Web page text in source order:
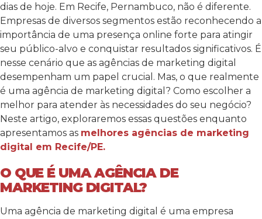
dias de hoje. Em Recife, Pernambuco, não é diferente.
Empresas de diversos segmentos estão reconhecendo a
importância de uma presença online forte para atingir
seu público-alvo e conquistar resultados significativos. É
nesse cenário que as agências de marketing digital
desempenham um papel crucial. Mas, o que realmente
é uma agência de marketing digital? Como escolher a
melhor para atender às necessidades do seu negócio?
Neste artigo, exploraremos essas questões enquanto
apresentamos as melhores agências de marketing
digital em Recife/PE.
O QUE É UMA AGÊNCIA DE
MARKETING DIGITAL?
Uma agência de marketing digital é uma empresa